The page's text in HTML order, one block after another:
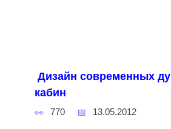
Дизайн современных
кабин
770 13.05.2012